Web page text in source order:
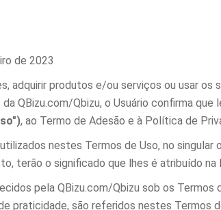
de 2023
adquirir produtos e/ou serviços ou usar
QBizu.com/Qbizu, o Usuário confirma
, ao Termo de Adesão e à Política de
nestes Termos de Uso, no
terão o significado que lhes é atribuído
pela QBizu.com/Qbizu sob os Termos
praticidade, são referidos nestes Termos